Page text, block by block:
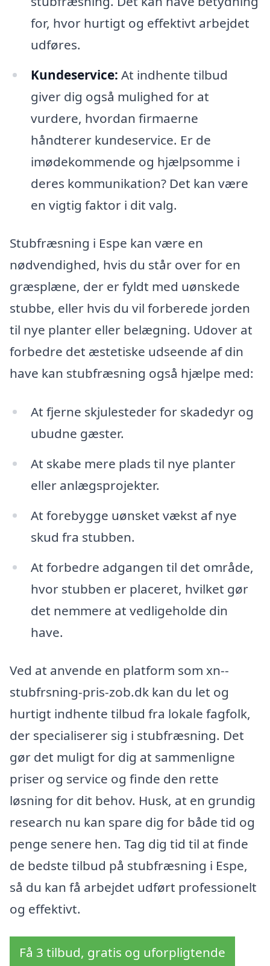
for, hvor hurtigt og effektivt arbejdet
udføres.
Kundeservice: At indhente tilbud
giver dig også mulighed for at
vurdere, hvordan firmaerne
håndterer kundeservice. Er de
imødekommende og hjælpsomme i
deres kommunikation? Det kan være
en vigtig faktor i dit valg.
Stubfræsning i Espe kan være en
nødvendighed, hvis du står over for en
græsplæne, der er fyldt med uønskede
stubbe, eller hvis du vil forberede jorden
til nye planter eller belægning. Udover at
forbedre det æstetiske udseende af din
have kan stubfræsning også hjælpe med:
At fjerne skjulesteder for skadedyr og
ubudne gæster.
At skabe mere plads til nye planter
eller anlægsprojekter.
At forebygge uønsket vækst af nye
skud fra stubben.
At forbedre adgangen til det område,
hvor stubben er placeret, hvilket gør
det nemmere at vedligeholde din
have.
Ved at anvende en platform som xn--
stubfrsning-pris-zob.dk kan du let og
hurtigt indhente tilbud fra lokale fagfolk,
der specialiserer sig i stubfræsning. Det
gør det muligt for dig at sammenligne
priser og service og finde den rette
løsning for dit behov. Husk, at en grundig
research nu kan spare dig for både tid og
penge senere hen. Tag dig tid til at finde
de bedste tilbud på stubfræsning i Espe,
så du kan få arbejdet udført professionelt
og effektivt.
Få 3 tilbud, gratis og uforpligtende